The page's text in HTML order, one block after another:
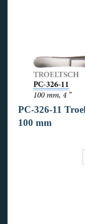
PC-326-11
100 mm